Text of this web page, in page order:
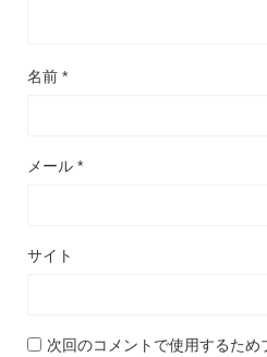
名前 *
メール *
サイト
次回のコメントで使用するた